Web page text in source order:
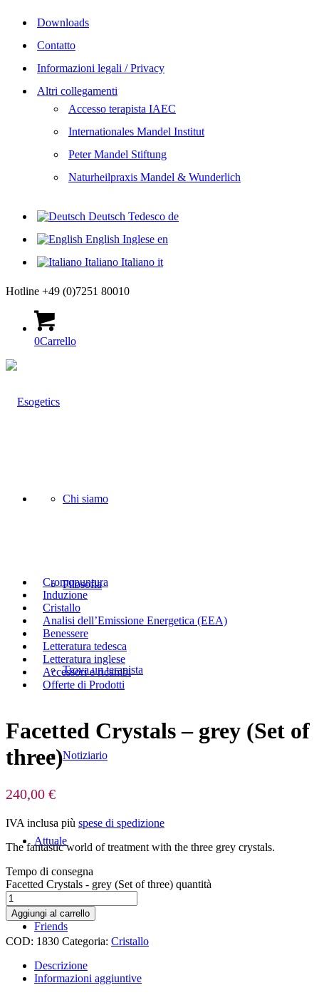
Downloads
Contatto
Informazioni legali / Privacy
Altri collegamenti
Accesso terapista IAEC
Internationales Mandel Institut
Peter Mandel Stiftung
Naturheilpraxis Mandel & Wunderlich
Deutsch Tedesco de
English Inglese en
Italiano Italiano it
Hotline +49 (0)7251 80010
0Carrello
Chi siamo
Filosofia
Trova un terapista
Notiziario
Attuale
Friends
Cromopuntura
Induzione
Cristallo
Analisi dell’Emissione Energetica (EEA)
Benessere
Letteratura tedesca
Letteratura inglese
Accessori e ricambi
Offerte di Prodotti
Facetted Crystals – grey (Set of
three)
240,00 €
IVA inclusa più spese di spedizione
The fantastic world of treatment with the three grey crystals.
Tempo di consegna
Facetted Crystals - grey (Set of three) quantità
Aggiungi al carrello
COD: 1830 Categoria: Cristallo
Descrizione
Informazioni aggiuntive